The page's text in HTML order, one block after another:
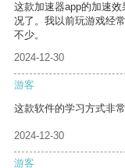
这款加速器app的加速
况了。我以前玩游戏经
不少。
2024-12-30
游客
这款软件的学习方式非
2024-12-30
游客